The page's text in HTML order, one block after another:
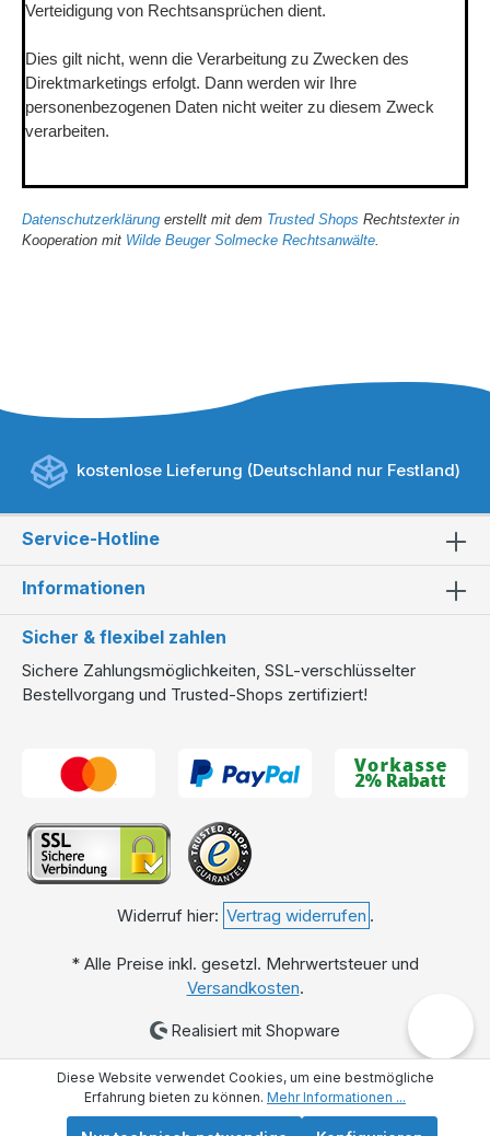
Verteidigung von Rechtsansprüchen dient.
Dies gilt nicht, wenn die Verarbeitung zu Zwecken des
Direktmarketings erfolgt. Dann werden wir Ihre
personenbezogenen Daten nicht weiter zu diesem Zweck
verarbeiten.
Datenschutzerklärung erstellt mit dem Trusted Shops Rechtstexter in
Kooperation mit Wilde Beuger Solmecke Rechtsanwälte.
kostenlose Lieferung (Deutschland nur Festland)
Service-Hotline
Informationen
Sicher & flexibel zahlen
Sichere Zahlungsmöglichkeiten, SSL-verschlüsselter
Bestellvorgang und Trusted-Shops zertifiziert!
Widerruf hier: Vertrag widerrufen .
* Alle Preise inkl. gesetzl. Mehrwertsteuer und
Versandkosten.
Realisiert mit Shopware
Diese Website verwendet Cookies, um eine bestmögliche
Erfahrung bieten zu können. Mehr Informationen ...